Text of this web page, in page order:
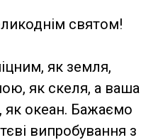
святом!
як земля,
як скеля, а ваша
океан. Бажаємо
випробування з